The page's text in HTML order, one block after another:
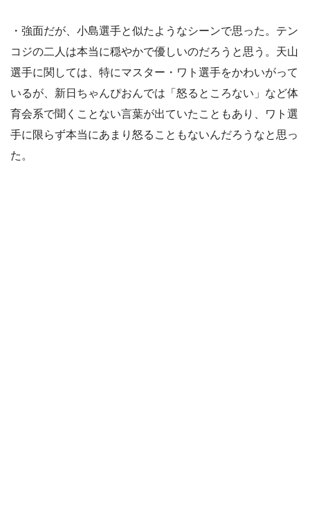
・強面だが、小島選手と似たようなシーンで思った。テン
コジの二人は本当に穏やかで優しいのだろうと思う。天山
選手に関しては、特にマスター・ワト選手をかわいがって
いるが、新日ちゃんぴおんでは「怒るところない」など体
育会系で聞くことない言葉が出ていたこともあり、ワト選
手に限らず本当にあまり怒ることもないんだろうなと思っ
た。